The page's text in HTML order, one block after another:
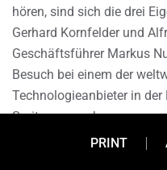
hören, sind sich die drei
Gerhard Kornfelder und
Geschäftsführer Markus
Besuch bei einem der
Technologieanbieter in der
Spritzgusswerkzeugen
PRINT